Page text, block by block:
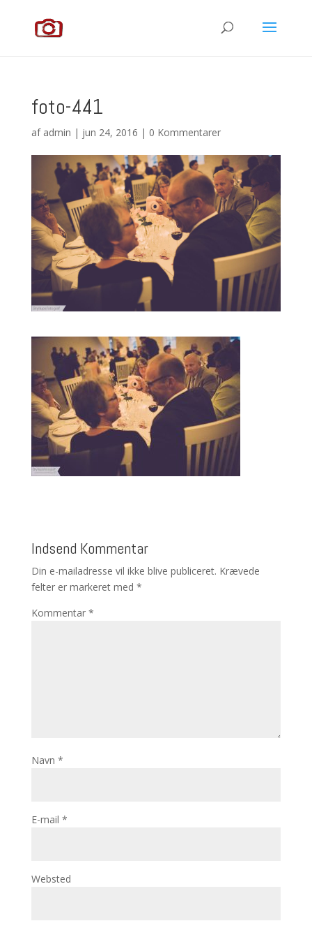
foto-441
af admin | jun 24, 2016 | 0 Kommentarer
Indsend Kommentar
Din e-mailadresse vil ikke blive publiceret. Krævede
felter er markeret med *
Kommentar *
Navn *
E-mail *
Websted